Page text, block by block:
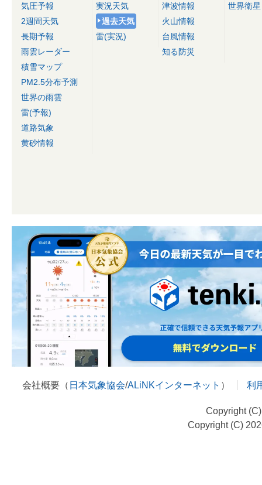
気圧予報
2週間天気
長期予報
雨雲レーダー
積雪マップ
PM2.5分布予測
世界の雨雲
雷(予報)
道路気象
黄砂情報
実況天気
過去天気
雷(実況)
津波情報
火山情報
台風情報
知る防災
世界衛星
会社概要（ 日本気象協会/ALiNKインターネット ） 利
Copyright
Copyright (C)